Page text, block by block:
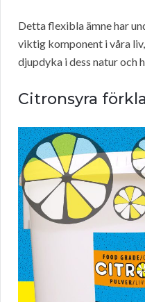
Detta flexibla ämne har
viktig komponent i våra
djupdyka i dess natur och
Citronsyra